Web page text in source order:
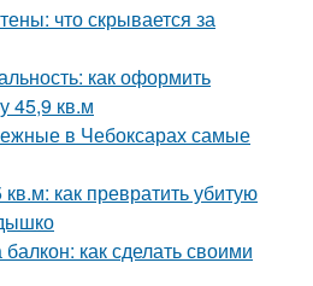
что скрывается за
как оформить
45,9 кв.м
в Чебоксарах самые
как превратить убитую
как сделать своими